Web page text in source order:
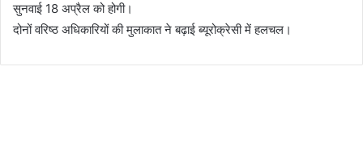
सुनवाई 18 अप्रैल को होगी।
दोनों वरिष्ठ अधिकारियों की मुलाकात ने बढ़ाई ब्यूरोक्रेसी में हलचल।